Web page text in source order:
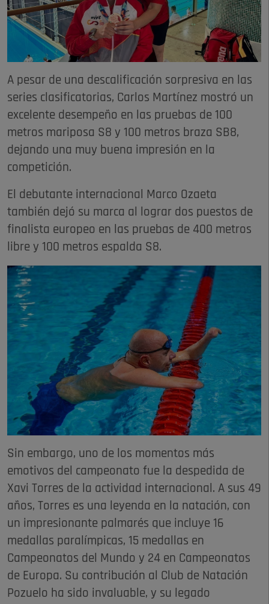
A pesar de una descalificación sorpresiva en las
series clasificatorias, Carlos Martínez mostró un
excelente desempeño en las pruebas de 100
metros mariposa S8 y 100 metros braza SB8,
dejando una muy buena impresión en la
competición.
El debutante internacional Marco Ozaeta
también dejó su marca al lograr dos puestos de
finalista europeo en las pruebas de 400 metros
libre y 100 metros espalda S8.
Sin embargo, uno de los momentos más
emotivos del campeonato fue la despedida de
Xavi Torres de la actividad internacional. A sus 49
años, Torres es una leyenda en la natación, con
un impresionante palmarés que incluye 16
medallas paralímpicas, 15 medallas en
Campeonatos del Mundo y 24 en Campeonatos
de Europa. Su contribución al Club de Natación
Pozuelo ha sido invaluable, y su legado